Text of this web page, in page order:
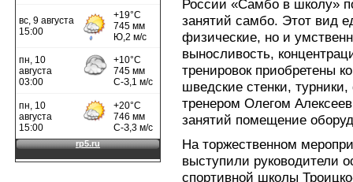
России «Самбо в школу»
занятий самбо. Этот вид
физические, но и
выносливость,
тренировок приобретены
шведские стенки,
тренером Олегом
занятий помещение
На торжественном
выступили руководители
спортивной школы